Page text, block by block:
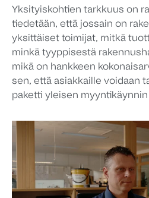
Yksityiskohtien tarkkuus on
tiedetään, että jossain on
yksittäiset toimijat, mitkä
minkä tyyppisestä
mikä on hankkeen
sen, että asiakkaille voidaan
paketti yleisen myyntikäynnin